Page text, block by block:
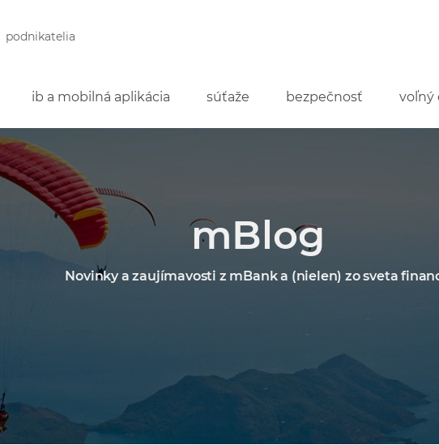
podnikatelia
ib a mobilná aplikácia súťaže bezpečnosť voľný
mBlog
Novinky a zaujímavosti z mBank a (nielen) zo sveta